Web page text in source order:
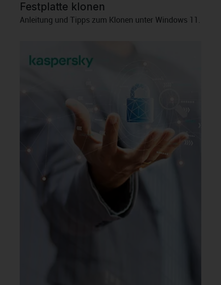
Festplatte klonen
Anleitung und Tipps zum Klonen unter Windows 11.